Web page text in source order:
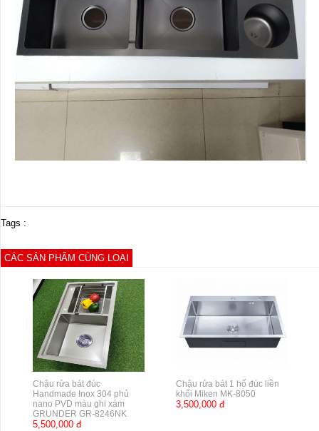
Tags :
CÁC SẢN PHẨM CÙNG LOẠI
Chậu rửa bát đúc
Handmade Inox 304 phủ
nano PVD màu ghi xám
GRUNDER GR-8246NK
5,500,000 đ
Chậu rửa bát 1 hố đúc liền
khối Miken MK-8050
3,500,000 đ